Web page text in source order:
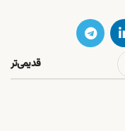
قدیمی‌تر